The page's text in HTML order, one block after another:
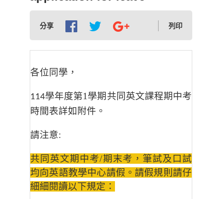
分享 列印
各位同學，
114學年度第1 學期共同英文課程期中考
時間表詳如附件。
請注意:
共同英文期中考/期末考，筆試及口試
均向英語教學中心請假。請假規則請仔
細細閱讀以下規定：